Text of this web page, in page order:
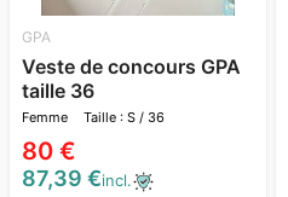
GPA
Veste de concours GPA
taille 36
Femme Taille : S / 36
80 €
87,39 €incl.